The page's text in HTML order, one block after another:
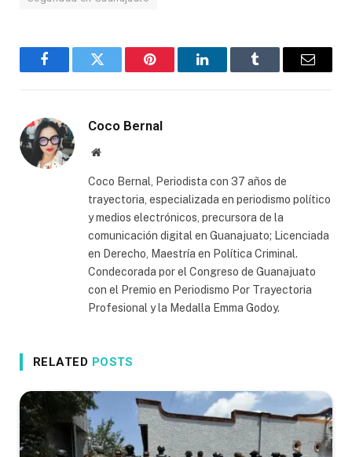
FacebookTwitter Pinterest LinkedInTumblr Email
Coco Bernal
Website
Coco Bernal, Periodista con 37 años de
trayectoria, especializada en periodismo político
y medios electrónicos, precursora de la
comunicación digital en Guanajuato; Licenciada
en Derecho, Maestría en Política Criminal.
Condecorada por el Congreso de Guanajuato
con el Premio en Periodismo Por Trayectoria
Profesional y la Medalla Emma Godoy.
RELATED POSTS